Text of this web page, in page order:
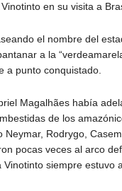
en su visita a
el nombre del
a la
a punto conquistado.
Magalhães había
de los
Rodrygo,
pocas veces al arco
siempre estuvo